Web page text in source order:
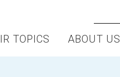
IR TOPICS ABOUT US